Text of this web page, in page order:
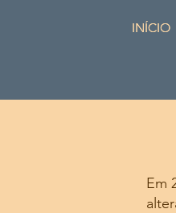
INÍCIO
INÍCIO
Em